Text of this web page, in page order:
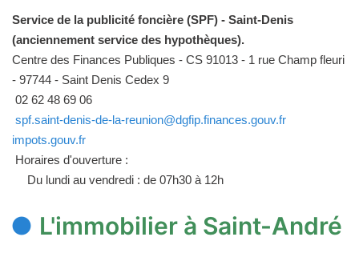
Service de la publicité foncière (SPF) - Saint-Denis
(anciennement service des hypothèques).
Centre des Finances Publiques - CS 91013 - 1 rue Champ fleuri
- 97744 - Saint Denis Cedex 9
02 62 48 69 06
spf.saint-denis-de-la-reunion@dgfip.finances.gouv.fr
impots.gouv.fr
Horaires d'ouverture :
Du lundi au vendredi : de 07h30 à 12h
L'immobilier à Saint-André